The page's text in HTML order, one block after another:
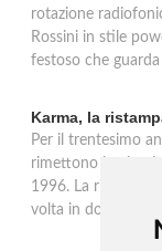
rotazione
Rossini in stile
festoso che
Karma, la
Per il trentesimo
rimettono in
1996. La ristampa
volta in doppio